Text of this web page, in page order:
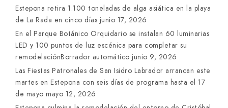
Estepona retira 1.100 toneladas de alga asiática en la playa
de La Rada en cinco días junio 17, 2026
En el Parque Botánico Orquidario se instalan 60 luminarias
LED y 100 puntos de luz escénica para completar su
remodelaciónBorrador automático junio 9, 2026
Las Fiestas Patronales de San Isidro Labrador arrancan este
martes en Estepona con seis días de programa hasta el 17
de mayo mayo 12, 2026